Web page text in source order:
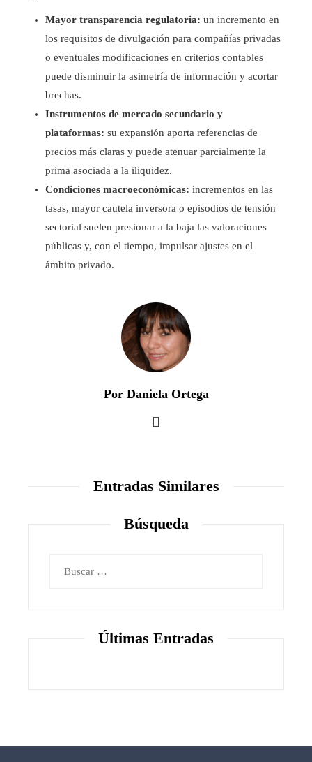
Mayor transparencia regulatoria: un incremento en
los requisitos de divulgación para compañías privadas
o eventuales modificaciones en criterios contables
puede disminuir la asimetría de información y acortar
brechas.
Instrumentos de mercado secundario y
plataformas: su expansión aporta referencias de
precios más claras y puede atenuar parcialmente la
prima asociada a la iliquidez.
Condiciones macroeconómicas: incrementos en las
tasas, mayor cautela inversora o episodios de tensión
sectorial suelen presionar a la baja las valoraciones
públicas y, con el tiempo, impulsar ajustes en el
ámbito privado.
Por Daniela Ortega
Entradas Similares
Búsqueda
Últimas Entradas